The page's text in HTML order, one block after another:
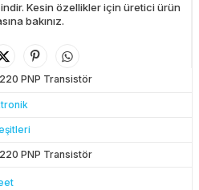
Kesin özellikler için üretici ürün
bakınız.
PNP Transistör
PNP Transistör